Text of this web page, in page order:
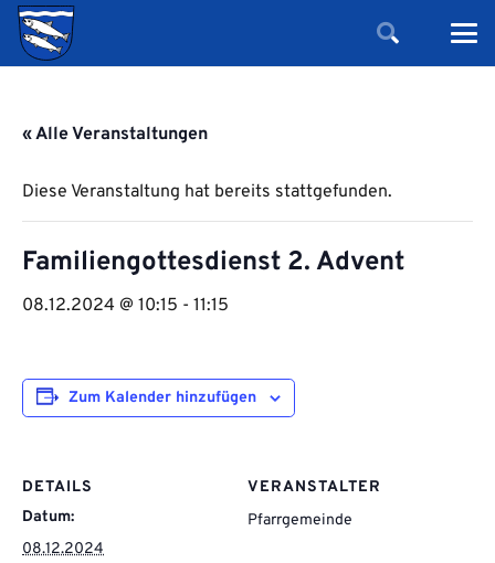
« Alle Veranstaltungen
Diese Veranstaltung hat bereits stattgefunden.
Familiengottesdienst 2. Advent
08.12.2024 @ 10:15 - 11:15
Zum Kalender hinzufügen
DETAILS
Datum:
08.12.2024
VERANSTALTER
Pfarrgemeinde